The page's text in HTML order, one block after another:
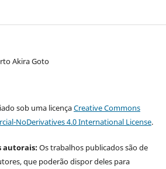
Akira Goto
sob uma licençaCreative Commons
NoDerivatives 4.0 International License.
autorais:Os trabalhos publicados são de
que poderão dispor deles para